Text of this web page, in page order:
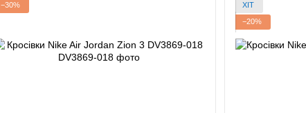
−30%
ХІТ
−20%